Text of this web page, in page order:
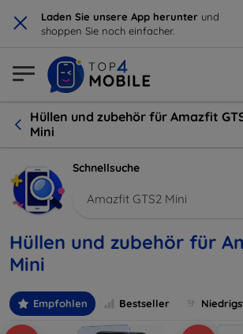
× Laden Sie unsere App herunter und
shoppen Sie noch einfacher.
Hüllen und zubehör für Amazfit
Mini
Schnellsuche
Amazfit GTS2 Mini
Hüllen und zubehör für
Mini
Empfohlen Bestseller